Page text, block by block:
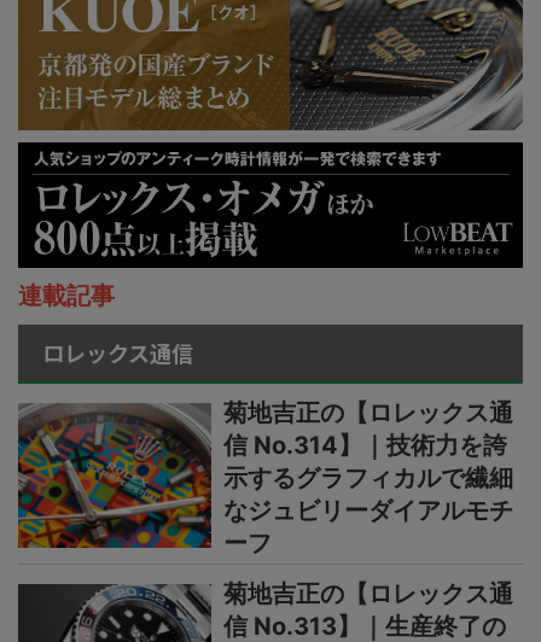
連載記事
ロレックス通信
菊地吉正の【ロレックス通
信 No.314】｜技術力を誇
示するグラフィカルで繊細
なジュビリーダイアルモチ
ーフ
菊地吉正の【ロレックス通
信 No.313】｜生産終了の